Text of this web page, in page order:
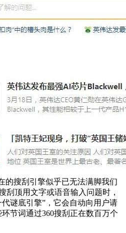
的搜刮引擎似乎已无法满脚我们
刮顶用文字或语音输入问题时，
谜底引擎”，它会自动向用户请
节词通过360搜刮正在数百万个